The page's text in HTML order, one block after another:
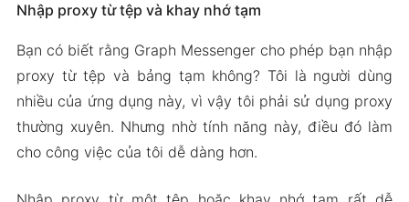
Nhập proxy từ tệp và khay nhớ tạm
Bạn có biết rằng Graph Messenger cho phép bạn nhập
proxy từ tệp và bảng tạm không? Tôi là người dùng
nhiều của ứng dụng này, vì vậy tôi phải sử dụng proxy
thường xuyên. Nhưng nhờ tính năng này, điều đó làm
cho công việc của tôi dễ dàng hơn.